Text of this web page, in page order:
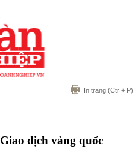
In trang (Ctr + P)
dịch vàng quốc